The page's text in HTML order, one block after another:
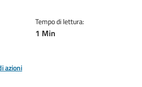
Tempo di lettura:
1 Min
azioni